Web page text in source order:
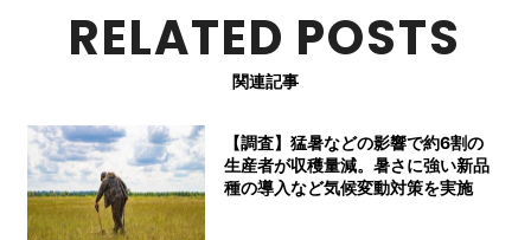
RELATED POSTS
関連記事
【調査】猛暑などの影響で約6割の
生産者が収穫量減。暑さに強い新品
種の導入など気候変動対策を実施